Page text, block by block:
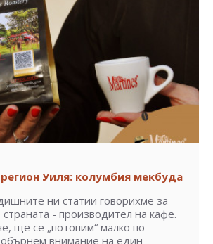
Уиля: колумбия мекбуда
ни статии говорихме за
- производител на кафе.
ще се „потопим“ малко по-
внимание на един